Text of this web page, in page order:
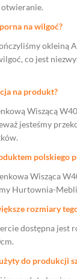
na wilgoć?
okleiną
co jest
na produkt?
Wiszącą
jesteśmy
polskiego
Wisząca
Hurtownia-
rozmiary
dostępna jest
do produkcji